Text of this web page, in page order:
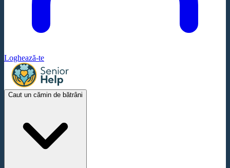
Loghează-te
Caut un cămin de bătrâni